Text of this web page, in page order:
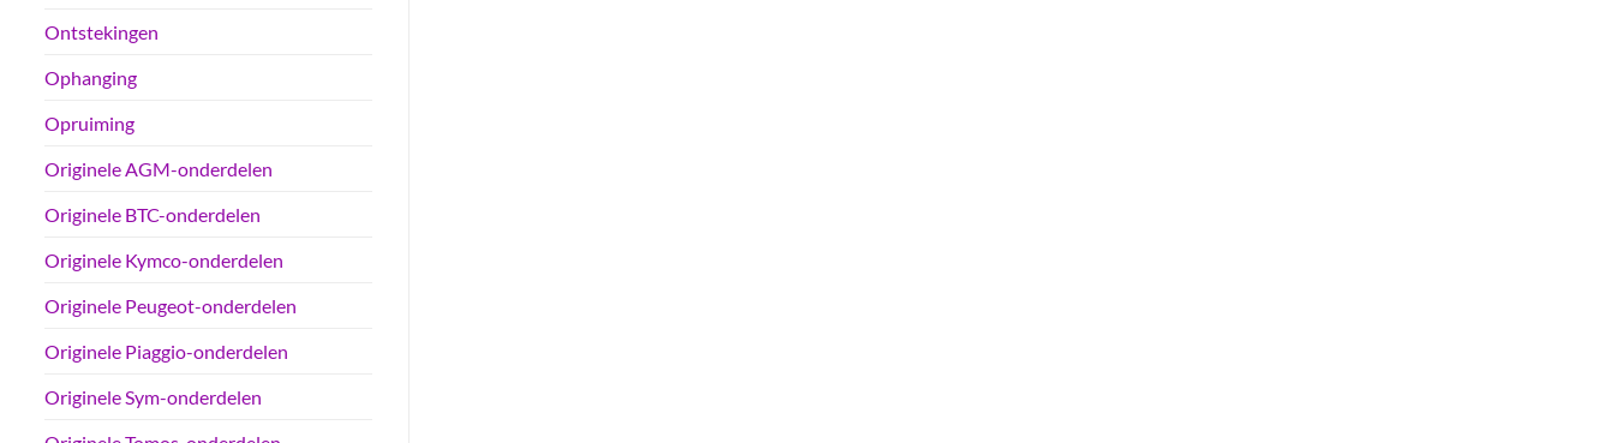
Ontstekingen
Ophanging
Opruiming
Originele AGM-onderdelen
Originele BTC-onderdelen
Originele Kymco-onderdelen
Originele Peugeot-onderdelen
Originele Piaggio-onderdelen
Originele Sym-onderdelen